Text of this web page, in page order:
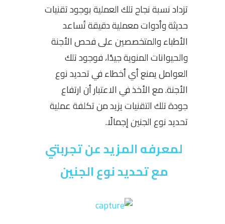
تزداد نسبة نجاح تلك العملية بوجود تقنيات
حديثة وأدوات معملية دقيقة تُساعد
الأطباء والمتخصصين على فحص الأجنة
والحيوانات المنوية جيدًا، فوجود تلك
العوامل يمنع أي أخطاء في تحديد نوع
الأجنة. مع الأخذ في الاعتبار أن ارتفاع
جودة تلك التقنيات يزيد منتكلفة عملية
تحديد نوع الجنينإجمالًا.
لمعرفه المزيد عن تجربتي
مع تحديد نوع الجنين